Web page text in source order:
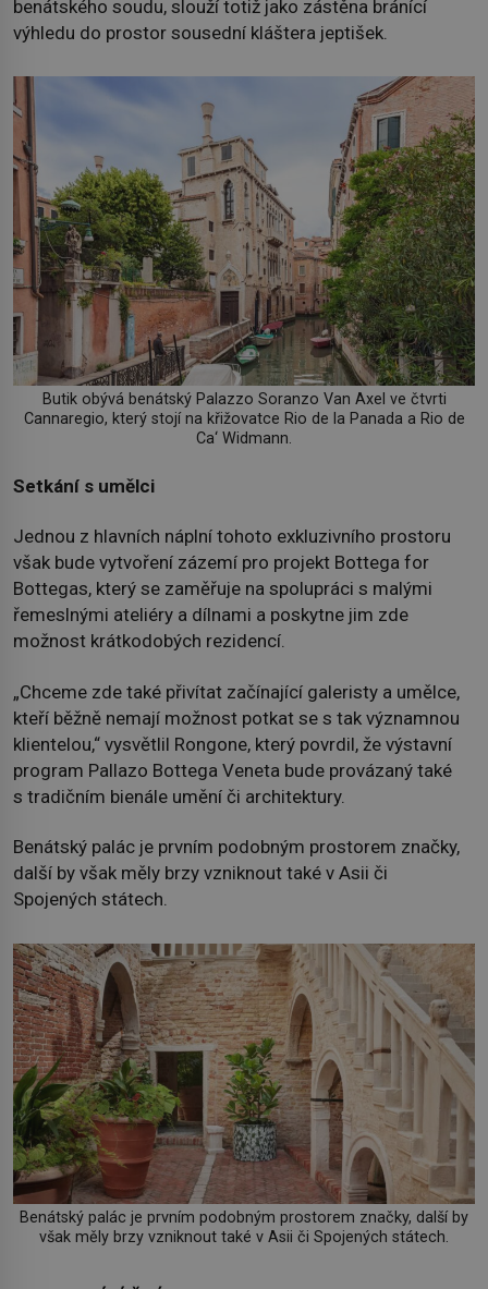
benátského soudu, slouží totiž jako zástěna bránící
výhledu do prostor sousední kláštera jeptišek.
Butik obývá benátský Palazzo Soranzo Van Axel ve čtvrti
Cannaregio, který stojí na křižovatce Rio de la Panada a Rio de
Ca‘ Widmann.
Setkání s umělci
Jednou z hlavních náplní tohoto exkluzivního prostoru
však bude vytvoření zázemí pro projekt Bottega for
Bottegas, který se zaměřuje na spolupráci s malými
řemeslnými ateliéry a dílnami a poskytne jim zde
možnost krátkodobých rezidencí.
„Chceme zde také přivítat začínající galeristy a umělce,
kteří běžně nemají možnost potkat se s tak významnou
klientelou,“ vysvětlil Rongone, který povrdil, že výstavní
program Pallazo Bottega Veneta bude provázaný také
s tradičním bienále umění či architektury.
Benátský palác je prvním podobným prostorem značky,
další by však měly brzy vzniknout také v Asii či
Spojených státech.
Benátský palác je prvním podobným prostorem značky, další by
však měly brzy vzniknout také v Asii či Spojených státech.